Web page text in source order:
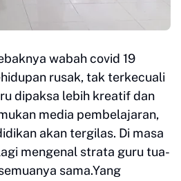
wabah covid 19
rusak, tak terkecuali
dipaksa lebih kreatif dan
media pembelajaran,
akan tergilas. Di masa
mengenal strata guru tua-
sama.Yang